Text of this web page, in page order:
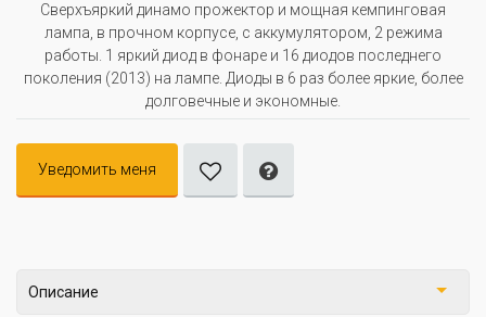
Сверхъяркий динамо прожектор и мощная кемпинговая
лампа, в прочном корпусе, с аккумулятором, 2 режима
работы. 1 яркий диод в фонаре и 16 диодов последнего
поколения (2013) на лампе. Диоды в 6 раз более яркие, более
долговечные и экономные.
Уведомить меня
Описание